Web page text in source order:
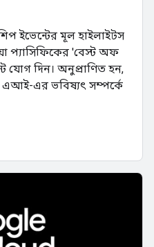
ইভেন্টের মূল হাইলাইটস
প্যাসিফিকের 'বেস্ট অফ
যোগ দিন। অনুপ্রাণিত হন,
এর ভবিষ্যৎ সম্পর্কে